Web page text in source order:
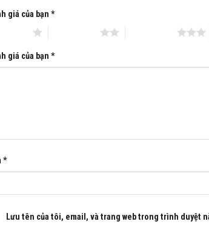
giá của bạn *
giá của bạn *
*
Lưu tên của tôi, email, và trang web trong trình duyệt